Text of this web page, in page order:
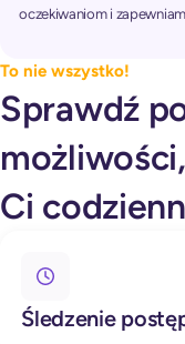
oczekiwaniom i
To nie wszystko!
Sprawdź
Ci
Śledzenie